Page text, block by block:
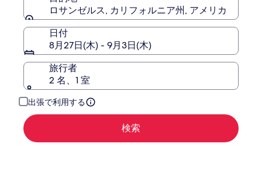
い
て
の
細
ウ
ィ
ン
ム
レ
デ
ロサンゼルス, カリフォルニア州, アメリカ
日付
8月27日(木) - 9月3日(木)
旅行者
2 名、1 室
出張で利用する
検索